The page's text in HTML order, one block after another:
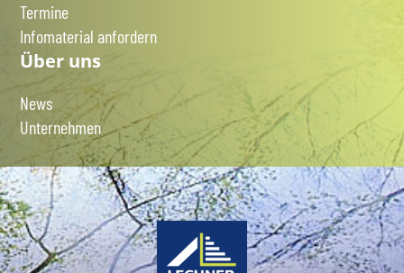
Termine
Infomaterial anfordern
Über uns
News
Unternehmen